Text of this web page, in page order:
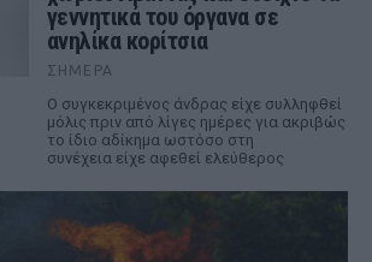
γεννητικά του όργανα σε
ανηλίκα κορίτσια
ΣΉΜΕΡΑ
Ο συγκεκριμένος άνδρας είχε συλληφθεί
μόλις πριν από λίγες ημέρες για ακριβώς
το ίδιο αδίκημα ωστόσο στη
συνέχεια είχε αφεθεί ελεύθερος